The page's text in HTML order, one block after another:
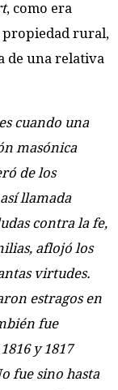
, como era
propiedad rural,
de una relativa
cuando una
masónica
de los
llamada
contra la fe,
aflojó los
virtudes.
estragos en
fue
y 1817
fue sino hasta